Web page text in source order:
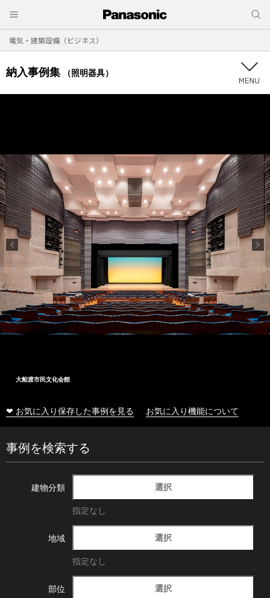
電気・建築設備（ビジネス）
納入事例集 （照明器具）
大船渡市民文化会館
❤ お気に入り保存した事例を見る お気に入り機能について
事例を検索する
建物分類 選択
指定なし
地域 選択
指定なし
部位 選択